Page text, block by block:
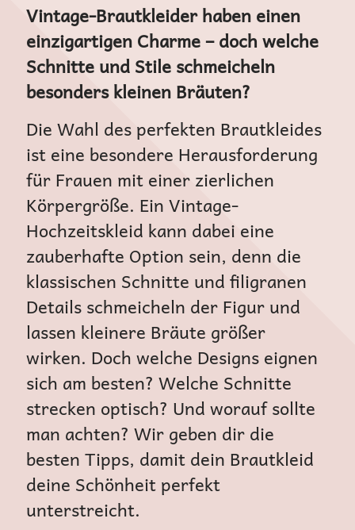
Vintage-Brautkleider haben einen
einzigartigen Charme – doch welche
Schnitte und Stile schmeicheln
besonders kleinen Bräuten?
Die Wahl des perfekten Brautkleides
ist eine besondere Herausforderung
für Frauen mit einer zierlichen
Körpergröße. Ein Vintage-
Hochzeitskleid kann dabei eine
zauberhafte Option sein, denn die
klassischen Schnitte und filigranen
Details schmeicheln der Figur und
lassen kleinere Bräute größer
wirken. Doch welche Designs eignen
sich am besten? Welche Schnitte
strecken optisch? Und worauf sollte
man achten? Wir geben dir die
besten Tipps, damit dein Brautkleid
deine Schönheit perfekt
unterstreicht.